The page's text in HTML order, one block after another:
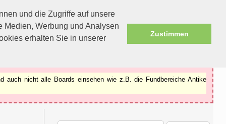
und die Zugriffe auf unsere
Medien, Werbung und Analysen
erhalten Sie in unserer
Zustimmen
auch nicht alle Boards einsehen wie z.B. die Fundbereiche Antike